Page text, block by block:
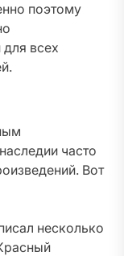
поэтому
всех
часто
Вот
несколько